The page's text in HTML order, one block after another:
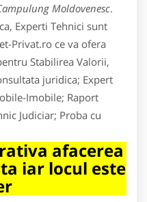
Moldovenesc.
Experti Tehnici sunt
Privat.ro ce va ofera
Stabilirea Valorii,
juridica; Expert
Imobile; Raport
Judiciar; Proba cu
afacerea
iar locul este